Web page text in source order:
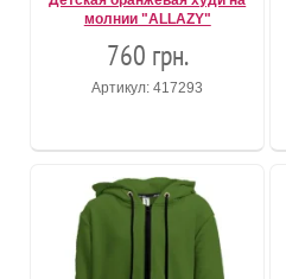
молнии "ALLAZY"
760 грн.
Артикул: 417293